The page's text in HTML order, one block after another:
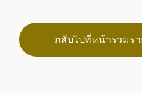
กลับไปที่หน้ารวมร